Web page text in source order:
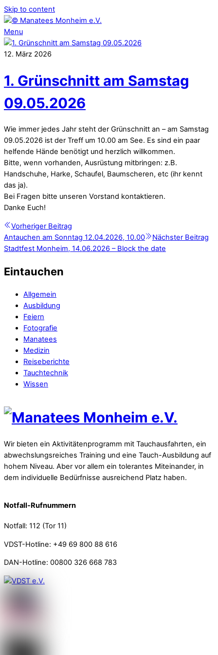
Skip to content
Menu
12. März 2026
1. Grünschnitt am Samstag
09.05.2026
Wie immer jedes Jahr steht der Grünschnitt an – am Samstag
09.05.2026 ist der Treff um 10.00 am See. Es sind ein paar
helfende Hände benötigt und herzlich willkommen.
Bitte, wenn vorhanden, Ausrüstung mitbringen: z.B.
Handschuhe, Harke, Schaufel, Baumscheren, etc (ihr kennt
das ja).
Bei Fragen bitte unseren Vorstand kontaktieren.
Danke Euch!
Vorheriger Beitrag
Antauchen am Sonntag 12.04.2026, 10.00
Nächster Beitrag
Stadtfest Monheim, 14.06.2026 – Block the date
Eintauchen
Allgemein
Ausbildung
Feiern
Fotografie
Manatees
Medizin
Reiseberichte
Tauchtechnik
Wissen
Wir bieten ein Aktivitätenprogramm mit Tauchausfahrten, ein
abwechslungsreiches Training und eine Tauch-Ausbildung auf
hohem Niveau. Aber vor allem ein tolerantes Miteinander, in
dem individuelle Bedürfnisse ausreichend Platz haben.
Notfall-Rufnummern
Notfall: 112 (Tor 11)
VDST-Hotline: +49 69 800 88 616
DAN-Hotline: 00800 326 668 783